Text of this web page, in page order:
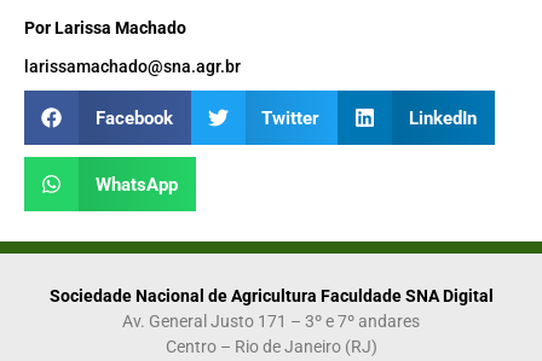
Por Larissa Machado
larissamachado@sna.agr.br
Facebook Twitter LinkedIn
WhatsApp
Sociedade Nacional de Agricultura Faculdade SNA Digital
Av. General Justo 171 – 3º e 7º andares
Centro – Rio de Janeiro (RJ)